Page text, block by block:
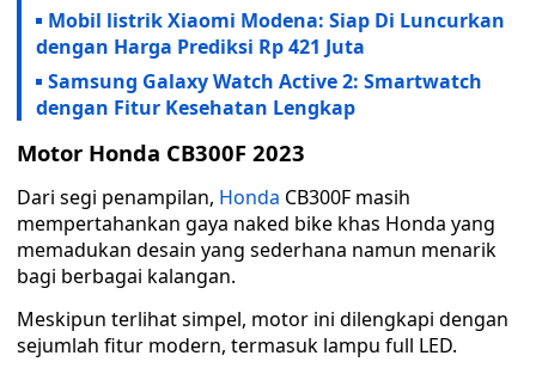
Mobil listrik Xiaomi Modena: Siap Di Luncurkan
dengan Harga Prediksi Rp 421 Juta
Samsung Galaxy Watch Active 2: Smartwatch
dengan Fitur Kesehatan Lengkap
Motor Honda CB300F 2023
Dari segi penampilan, Honda CB300F masih
mempertahankan gaya naked bike khas Honda yang
memadukan desain yang sederhana namun menarik
bagi berbagai kalangan.
Meskipun terlihat simpel, motor ini dilengkapi dengan
sejumlah fitur modern, termasuk lampu full LED.